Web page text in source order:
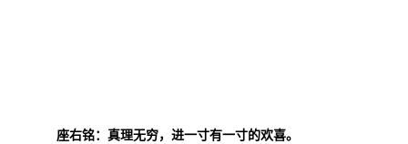
座右铭：真理无穷，进一寸有一寸的欢喜。